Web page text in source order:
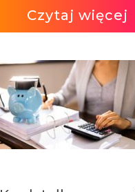
Czytaj więcej